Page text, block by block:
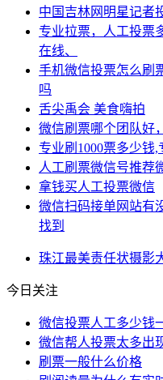
中国吉林网明星记者
专业拉票，人工投票
在线、
手机微信投票怎么刷
吗
舌尖禹会 美食嗨拍
微信刷票哪个团队好
专业刷1000票多少钱
人工刷票微信号推荐
拿钱买人工投票微信
微信扫码接单网站有
找到
珠江最美责任状摄影
今日关注
微信投票人工多少钱
微信帮人投票太多出
刷票一般什么价格